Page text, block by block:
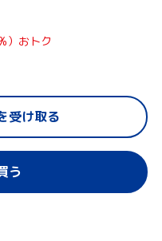
）おトク
受け取る
う